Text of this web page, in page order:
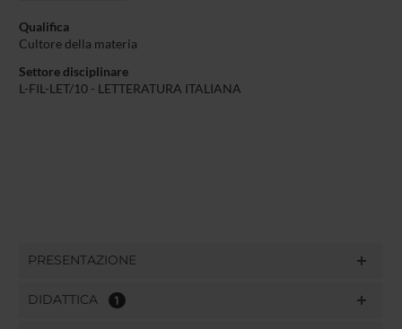
Qualifica
Cultore della materia
Settore disciplinare
L-FIL-LET/10 - LETTERATURA ITALIANA
PRESENTAZIONE
DIDATTICA 1